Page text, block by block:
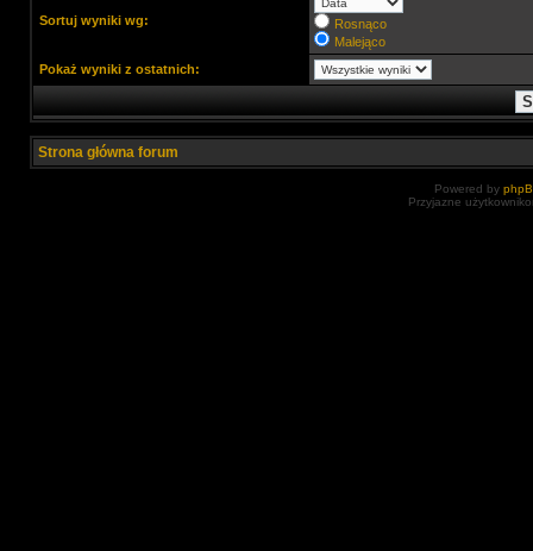
Sortuj wyniki wg:
Rosnąco
Malejąco
Pokaż wyniki z ostatnich:
Strona główna forum
Powered by
Przyjazne